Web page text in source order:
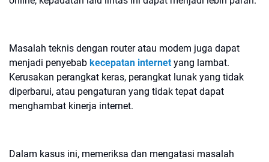
Masalah teknis dengan router atau modem juga dapat
menjadi penyebab kecepatan internet yang lambat.
Kerusakan perangkat keras, perangkat lunak yang tidak
diperbarui, atau pengaturan yang tidak tepat dapat
menghambat kinerja internet.
Dalam kasus ini, memeriksa dan mengatasi masalah